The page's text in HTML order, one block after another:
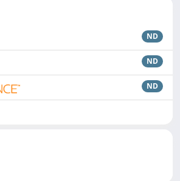
ND
ND
ND